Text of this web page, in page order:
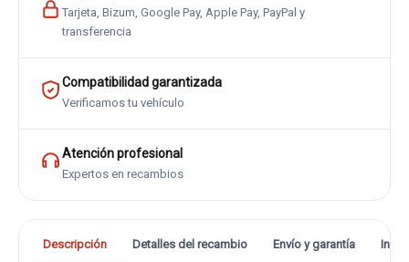
Tarjeta, Bizum, Google Pay, Apple Pay, PayPal y
transferencia
Compatibilidad garantizada
Verificamos tu vehículo
Atención profesional
Expertos en recambios
Descripción Detalles del recambio Envío y garantía